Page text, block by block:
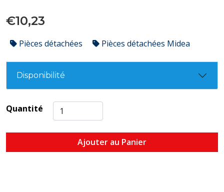
€10,23
Pièces détachées Pièces détachées Midea
Disponibilité
Quantité
Ajouter au Panier